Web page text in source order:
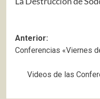
Navegación
de
entradas
Anterior:
Conferencias «Viernes
Videos de las